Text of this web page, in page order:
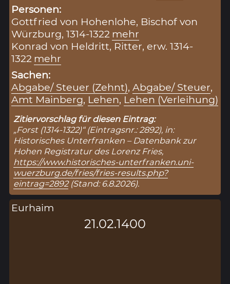
Personen:
Gottfried von Hohenlohe, Bischof von
Würzburg, 1314-1322 mehr
Konrad von Heldritt, Ritter, erw. 1314-
1322 mehr
Sachen:
Abgabe/ Steuer (Zehnt),Abgabe/ Steuer,
Amt Mainberg, Lehen, Lehen (Verleihung)
Zitiervorschlag für diesen Eintrag:
„Forst (1314-1322)“ (Eintragsnr.: 2892), in:
Historisches Unterfranken – Datenbank zur
Hohen Registratur des Lorenz Fries,
https://www.historisches-unterfranken.uni-
wuerzburg.de/fries/fries-results.php?
eintrag=2892(Stand: 6.8.2026).
Eurhaim
21.02.1400